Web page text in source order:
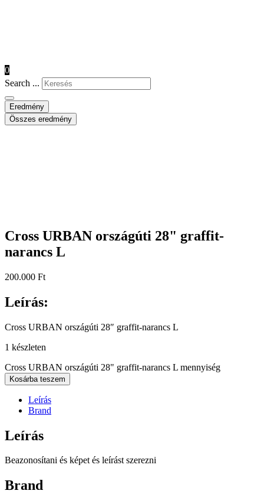
0
Search ...
Eredmény
Összes eredmény
Cross URBAN országúti 28" graffit-
narancs L
200.000 Ft
Leírás:
Cross URBAN országúti 28″ graffit-narancs L
1 készleten
Cross URBAN országúti 28" graffit-narancs L mennyiség
Kosárba teszem
Leírás
Brand
Leírás
Beazonosítani és képet és leírást szerezni
Brand